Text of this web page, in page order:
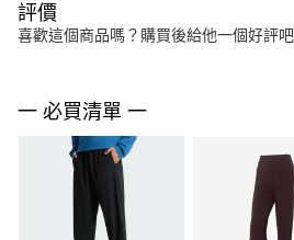
評價
喜歡這個商品嗎？購買後給他一個好評吧
一 必買清單 一